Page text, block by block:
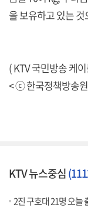
을 보유하고 있는
( KTV 국민방송 케
< ⓒ 한국정책방송
KTV 뉴스중심
2진 구호대 21명 오늘